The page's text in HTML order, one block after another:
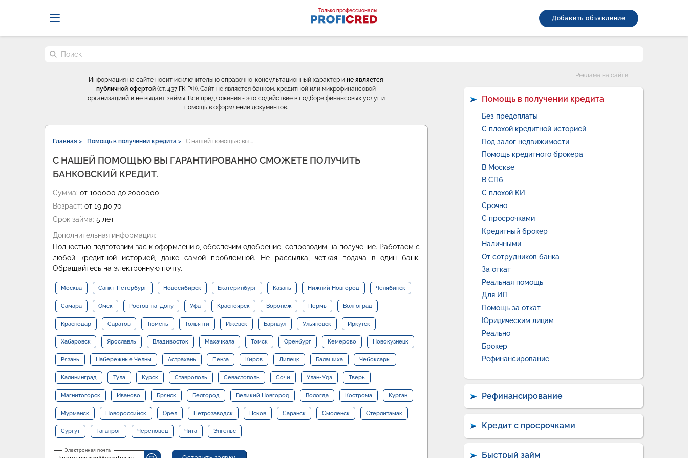
Только профессионалы
Добавить объявление
Поиск по сайту
Информация на сайте носит исключительно справочно-консультационный характер ине является
публичной офертой (ст. 437 ГК РФ). Сайт не является банком, кредитной или микрофинансовой
организацией и не выдаёт займы. Все предложения - это содействие в подборе финансовых услуг и
помощь в оформлении документов.
Главная > Помощь в получении кредита > С нашей помощью вы …
С НАШЕЙ ПОМОЩЬЮ ВЫ ГАРАНТИРОВАННО СМОЖЕТЕ ПОЛУЧИТЬ
БАНКОВСКИЙ КРЕДИТ.
Сумма: от 100000 до 2000000
Возраст: от 19 до 70
Срок займа: 5 лет
Дополнительная информация:
Полностью подготовим вас к оформлению, обеспечим одобрение, сопроводим на получение. Работаем с
любой кредитной историей, даже самой проблемной. Не рассылка, четкая подача в один банк.
Обращайтесь на электронную почту.
Москва Санкт-Петербург Новосибирск Екатеринбург Казань Нижний Новгород Челябинск
Самара Омск Ростов-на-Дону Уфа Красноярск Воронеж Пермь Волгоград
Краснодар Саратов Тюмень Тольятти Ижевск Барнаул Ульяновск Иркутск
Хабаровск Ярославль Владивосток Махачкала Томск Оренбург Кемерово Новокузнецк
Рязань Набережные Челны Астрахань Пенза Киров Липецк Балашиха Чебоксары
Калининград Тула Курск Ставрополь Севастополь Сочи Улан-Удэ Тверь
Магнитогорск Иваново Брянск Белгород Великий Новгород Вологда Кострома Курган
Мурманск Новороссийск Орел Петрозаводск Псков Саранск Смоленск Стерлитамак
Сургут Таганрог Череповец Чита Энгельс
Реклама на сайте
Помощь в получении кредита
Без предоплаты
С плохой кредитной историей
Под залог недвижимости
Помощь кредитного брокера
В Москве
В СПб
С плохой КИ
Срочно
С просрочками
Кредитный брокер
Наличными
От сотрудников банка
За откат
Реальная помощь
Для ИП
Помощь за откат
Юридическим лицам
Реально
Брокер
Рефинансирование
Рефинансирование
Кредит с просрочками
Быстрый займ